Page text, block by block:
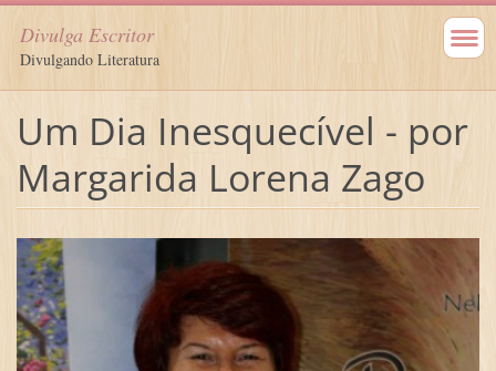
Divulga Escritor
Divulgando Literatura
Um Dia Inesquecível - por
Margarida Lorena Zago